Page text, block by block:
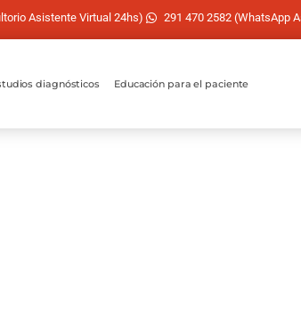
Asistente Virtual 24hs) 291 470 2582 (WhatsApp
diagnósticos Educación para el paciente